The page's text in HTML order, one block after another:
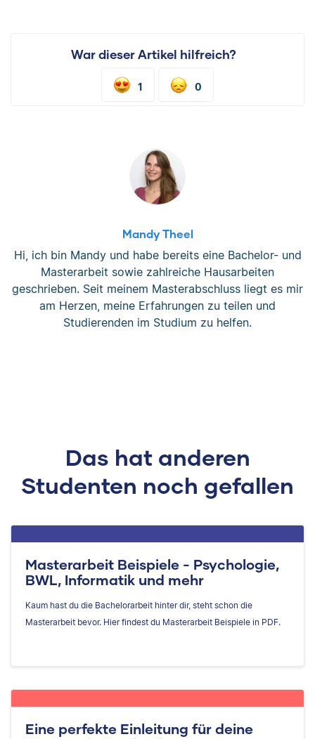
War dieser Artikel hilfreich?
1 0
Mandy Theel
Hi, ich bin Mandy und habe bereits eine Bachelor- und
Masterarbeit sowie zahlreiche Hausarbeiten
geschrieben. Seit meinem Masterabschluss liegt es mir
am Herzen, meine Erfahrungen zu teilen und
Studierenden im Studium zu helfen.
Das hat anderen
Studenten noch gefallen
Masterarbeit Beispiele - Psychologie,
BWL, Informatik und mehr
Kaum hast du die Bachelorarbeit hinter dir, steht schon die
Masterarbeit bevor. Hier findest du Masterarbeit Beispiele in PDF.
Eine perfekte Einleitung für deine